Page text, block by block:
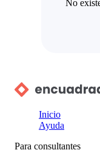
No
Inicio
Ayuda
Para consultantes